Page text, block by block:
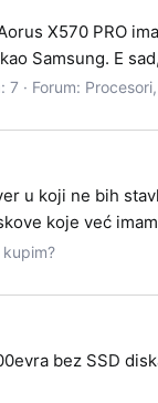
X570 PRO
Samsung. E
7 Forum:
u koji ne bih
koje već
bez SSD